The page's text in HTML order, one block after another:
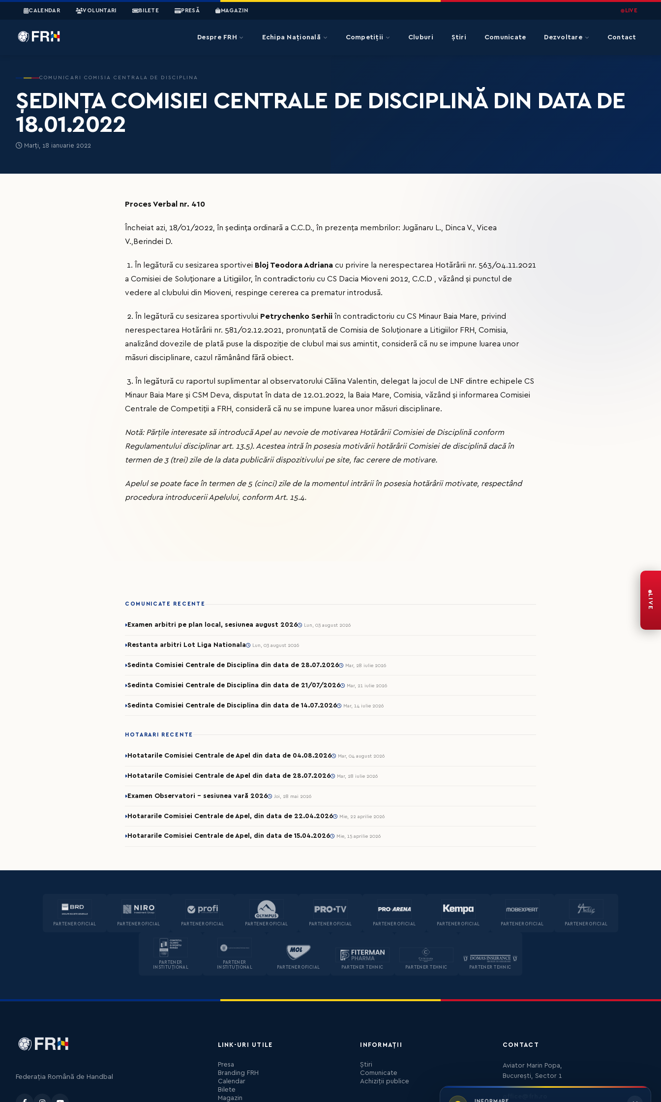
CALENDAR VOLUNTARI BILETE PRESĂ MAGAZIN LIVE
Despre FRH Echipa Națională Competiții Cluburi Știri Comunicate Dezvoltare Contact
COMUNICARI COMISIA CENTRALA DE DISCIPLINA
ȘEDINȚA COMISIEI CENTRALE DE DISCIPLINĂ DIN DATA DE
18.01.2022
Marți, 18 ianuarie 2022
Proces Verbal nr. 410
Încheiat azi, 18/01/2022, în ședința ordinară a C.C.D., în prezența membrilor: Jugănaru L., Dinca V., Vicea
V.,Berindei D.
1. În legătură cu sesizarea sportivei Bloj Teodora Adriana cu privire la nerespectarea Hotărârii nr. 563/04.11.2021
a Comisiei de Soluționare a Litigiilor, în contradictoriu cu CS Dacia Mioveni 2012, C.C.D , văzând și punctul de
vedere al clubului din Mioveni, respinge cererea ca prematur introdusă.
2. În legătură cu sesizarea sportivului Petrychenko Serhii în contradictoriu cu CS Minaur Baia Mare, privind
nerespectarea Hotărârii nr. 581/02.12.2021, pronunțată de Comisia de Soluționare a Litigiilor FRH, Comisia,
analizând dovezile de plată puse la dispoziție de clubul mai sus amintit, consideră că nu se impune luarea unor
măsuri disciplinare, cazul rămânând fără obiect.
3. În legătură cu raportul suplimentar al observatorului Călina Valentin, delegat la jocul de LNF dintre echipele CS
Minaur Baia Mare și CSM Deva, disputat în data de 12.01.2022, la Baia Mare, Comisia, văzând și informarea Comisiei
Centrale de Competiții a FRH, consideră că nu se impune luarea unor măsuri disciplinare.
Notă: Părțile interesate să introducă Apel au nevoie de motivarea Hotărârii Comisiei de Disciplină conform
Regulamentului disciplinar art. 13.5). Acestea intră în posesia motivării hotărârii Comisiei de disciplină dacă în
termen de 3 (trei) zile de la data publicării dispozitivului pe site, fac cerere de motivare.
Apelul se poate face în termen de 5 (cinci) zile de la momentul intrării în posesia hotărârii motivate, respectând
procedura introducerii Apelului, conform Art. 15.4.
COMUNICATE RECENTE
Examen arbitri pe plan local, sesiunea august 2026 Lun, 03 august 2026
Restanta arbitri Lot Liga Nationala Lun, 03 august 2026
Sedinta Comisiei Centrale de Disciplina din data de 28.07.2026 Mar, 28 iulie 2026
Sedinta Comisiei Centrale de Disciplina din data de 21/07/2026 Mar, 21 iulie 2026
Sedinta Comisiei Centrale de Disciplina din data de 14.07.2026 Mar, 14 iulie 2026
HOTARARI RECENTE
Hotatarile Comisiei Centrale de Apel din data de 04.08.2026 Mar, 04 august 2026
Hotatarile Comisiei Centrale de Apel din data de 28.07.2026 Mar, 28 iulie 2026
Examen Observatori - sesiunea vară 2026 Joi, 28 mai 2026
Hotararile Comisiei Centrale de Apel, din data de 22.04.2026 Mie, 22 aprilie 2026
Hotararile Comisiei Centrale de Apel, din data de 15.04.2026 Mie, 15 aprilie 2026
PARTENER OFICIAL PARTENER OFICIAL PARTENER OFICIAL PARTENER OFICIAL PARTENER OFICIAL PARTENER OFICIAL PARTENER OFICIAL PARTENER OFICIAL PARTENER OFICIAL
PARTENER
INSTITUȚIONAL
PARTENER
INSTITUȚIONAL
PARTENER OFICIAL PARTENER TEHNIC PARTENER TEHNIC PARTENER TEHNIC
LIVE
Federația Română de Handbal
LINK-URI UTILE
Presa
Branding FRH
Calendar
Bilete
Magazin
INFORMAȚII
Știri
Comunicate
Achiziții publice
CONTACT
Aviator Marin Popa,
București, Sector 1